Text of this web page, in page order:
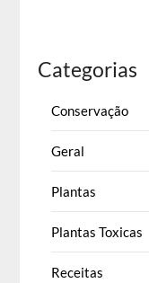
Categorias
Conservação
Geral
Plantas
Plantas Toxicas
Receitas